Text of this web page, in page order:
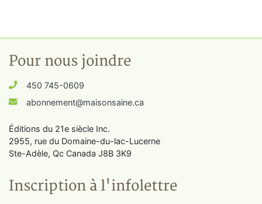
Pour nous joindre
450 745-0609
abonnement@maisonsaine.ca
Éditions du 21e siècle Inc.
2955, rue du Domaine-du-lac-Lucerne
Ste-Adèle, Qc Canada J8B 3K9
Inscription à l'infolettre